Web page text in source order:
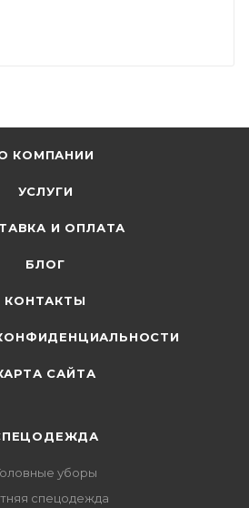
КОМПАНИИ
УСЛУГИ
И ОПЛАТА
БЛОГ
КОНТАКТЫ
САЙТА
уборы
спецодежда